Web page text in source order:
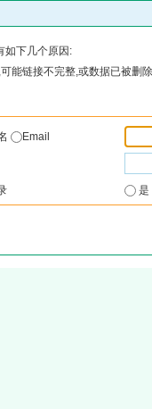
如下几个原因:
能链接不完整,或数据已被删
Email